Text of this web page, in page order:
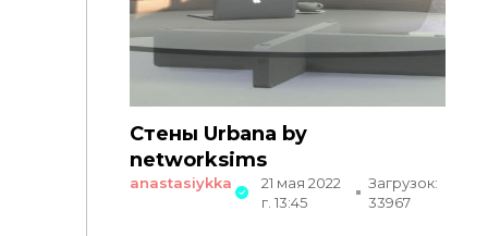
Стены Urbana by
networksims
anastasiykka
21 мая 2022
г. 13:45
Загрузок:
33967